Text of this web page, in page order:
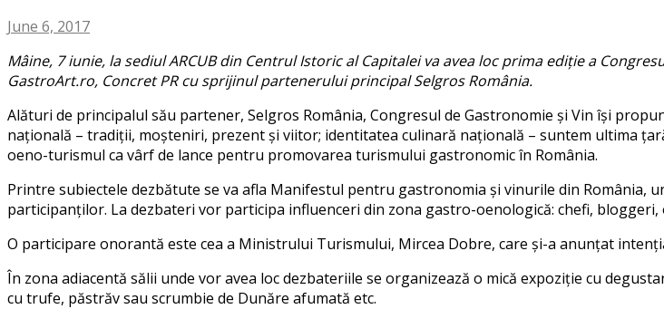
June 6, 2017
Mâine, 7 iunie, la sediul ARCUB din Centrul Istoric al Capitalei va avea loc prima ediție a
GastroArt.ro, Concret PR cu sprijinul partenerului principal Selgros România.
Alături de principalul său partener, Selgros România, Congresul de Gastronomie și Vin își
națională – tradiții, moșteniri, prezent și viitor; identitatea culinară națională – suntem ultima
oeno-turismul ca vârf de lance pentru promovarea turismului gastronomic în România.
Printre subiectele dezbătute se va afla Manifestul pentru gastronomia și vinurile din România,
participanților. La dezbateri vor participa influenceri din zona gastro-oenologică: chefi,
O participare onorantă este cea a Ministrului Turismului, Mircea Dobre, care și-a anunțat
În zona adiacentă sălii unde vor avea loc dezbateriile se organizează o mică expoziție cu
cu trufe, păstrăv sau scrumbie de Dunăre afumată etc.